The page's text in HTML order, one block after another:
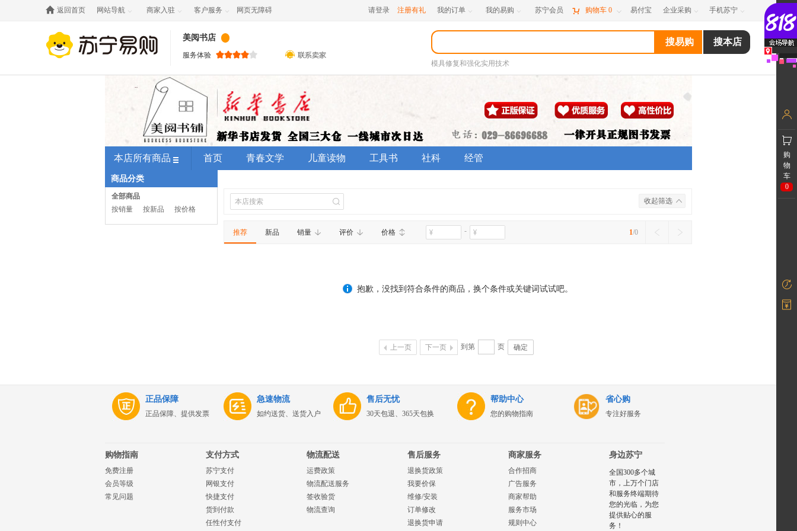
 返回首页 网站导航  商家入驻  客户服务  网页无障碍 请登录 注册有礼 我的订单  我的易购  苏宁会员  购物车 0  易付宝 企业采购  手机苏宁 
模具修复和强化实用技术
美阅书店
服务体验
本店所有商品 首页 青春文学 儿童读物 工具书 社科 经管
商品分类
全部商品
按销量
按新品 按价格
收起筛选
推荐 新品 销量 评价 价格 - 1/0
抱歉，没找到符合条件的商品，换个条件或关键词试试吧。
上一页 下一页 到第 页 确定
正品保障
正品保障、提供发票
急速物流
如约送货、送货入户
售后无忧
30天包退、365天包换
帮助中心
您的购物指南
省心购
专注好服务
购物指南
免费注册
会员等级
常见问题
支付方式
苏宁支付
网银支付
快捷支付
货到付款
任性付支付
物流配送
运费政策
物流配送服务
签收验货
物流查询
售后服务
退换货政策
我要价保
维修/安装
订单修改
退换货申请
商家服务
合作招商
广告服务
商家帮助
服务市场
规则中心
身边苏宁
全国300多个城
市，上万个门店
和服务终端期待
您的光临，为您
提供贴心的服
务！
购
物
车
0